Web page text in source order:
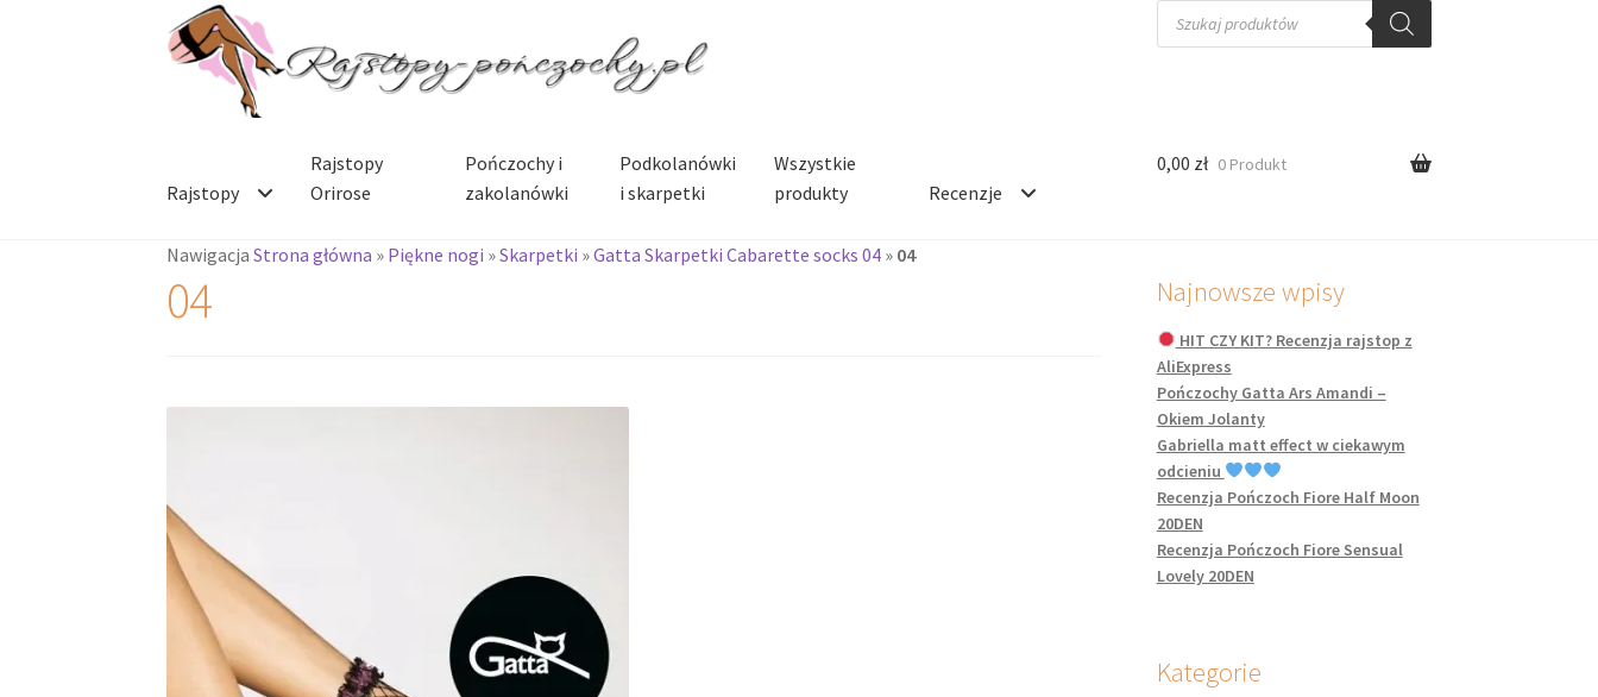
Przejdź
do
nawigacji
Przejdź
do
treści
Wyszukiwarka
produktów
Rajstopy
Rajstopy
Orirose
Pończochy i
zakolanówki
Podkolanówki
i skarpetki
Wszystkie
produkty
Recenzje
0,00 zł 0 Produkt
NawigacjaStrona główna » Piękne nogi »Skarpetki »Gatta Skarpetki Cabarette socks 04 » 04
04 Najnowsze wpisy
HIT CZY KIT? Recenzja rajstop z
AliExpress
Pończochy Gatta Ars Amandi –
Okiem Jolanty
Gabriella matt effect w ciekawym
odcieniu
Recenzja Pończoch Fiore Half Moon
20DEN
Recenzja Pończoch Fiore Sensual
Lovely 20DEN
Kategorie